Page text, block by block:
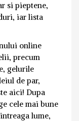
si pieptene,
iar lista
online
precum
gelurile
de par,
aici! Dupa
cele mai bune
lume,